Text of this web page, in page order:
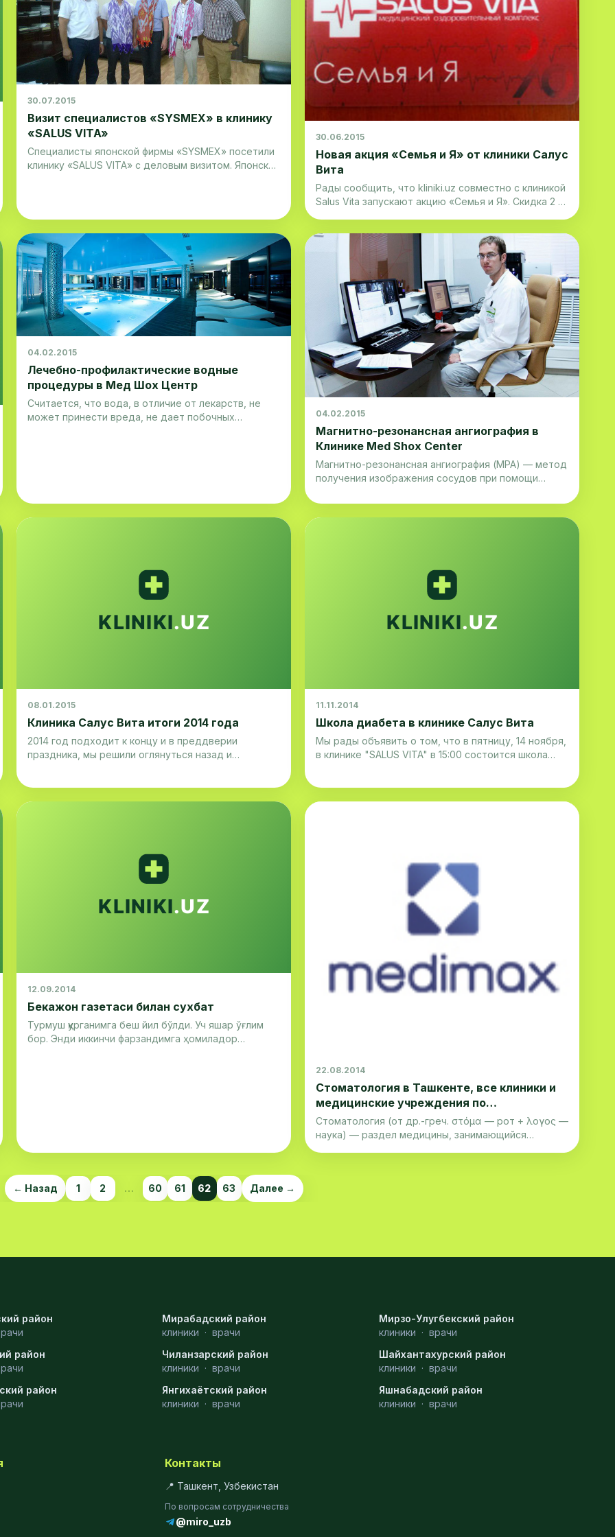
30.07.2015
Визит специалистов «SYSMEX» в клинику
«SALUS VITA»
Специалисты японской фирмы «SYSMEX» посетили
клинику «SALUS VITA» c деловым визитом. Японская
оборудование в лаборатории «SALUS VITA»
30.06.2015
Новая акция «Семья и Я» от клиники Салус
Вита
Рады сообщить, что kliniki.uz совместно с клиникой
Salus Vita запускают акцию «Семья и Я». Скидка 2 %
просто записаться на прием к врачу через kliniki.uz
или при помощи телефонного звонка
04.02.2015
Лечебно-профилактические водные
процедуры в Мед Шох Центр
Считается, что вода, в отличие от лекарств, не
может принести вреда, не дает побочных
04.02.2015
Магнитно-резонансная ангиография в
Клинике Med Shox Center
Магнитно-резонансная ангиография (МРА) — метод
получения изображения сосудов при помощи
позволяет оценивать как анатомические, так и
функциональные особенности кровотока.
08.01.2015
Клиника Салус Вита итоги 2014 года
2014 год подходит к концу и в преддверии
праздника, мы решили оглянуться назад и
11.11.2014
Школа диабета в клинике Салус Вита
Мы рады объявить о том, что в пятницу, 14 ноября,
в клинике "SALUS VITA" в 15:00 состоится школа
12.09.2014
Бекажон газетаси билан сухбат
Турмуш қурганимга беш йил бўлди. Уч яшар ўғлим
бор. Энди иккинчи фарзандимга ҳомиладор
22.08.2014
Стоматология в Ташкенте, все клиники и
медицинские учреждения по
стоматологии, найти лучшего
стоматолога в ташкенте,
Стоматология (от др.-греч. στόμα — рот + λογος —
наука) — раздел медицины, занимающийся
← Назад 1 2 … 60 61 62 63 Далее →
район
Мирабадский район
клиники · врачи
Мирзо-Улугбекский район
клиники · врачи
район
Чиланзарский район
клиники · врачи
Шайхантахурский район
клиники · врачи
район
Янгихаётский район
клиники · врачи
Яшнабадский район
клиники · врачи
Контакты
📍 Ташкент, Узбекистан
По вопросам сотрудничества
@miro_uzb